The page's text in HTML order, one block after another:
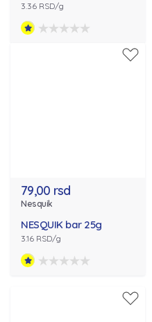
3.36 RSD/g
79,00 rsd
Nesquik
NESQUIK bar 25g
3.16 RSD/g